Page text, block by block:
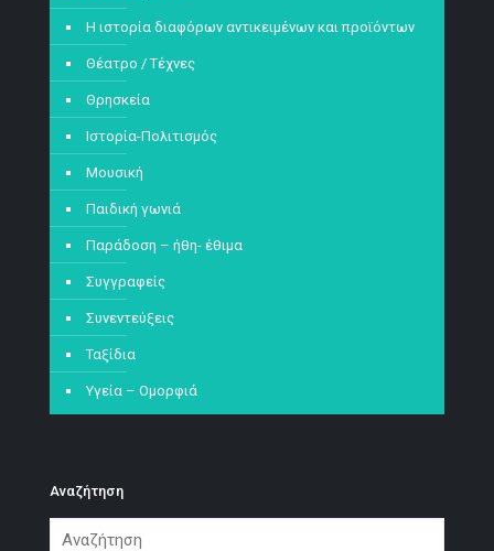
Η ιστορία διαφόρων αντικειμένων και προϊόντων
Θέατρο / Τέχνες
Θρησκεία
Ιστορία-Πολιτισμός
Μουσική
Παιδική γωνιά
Παράδοση – ήθη- έθιμα
Συγγραφείς
Συνεντεύξεις
Ταξίδια
Υγεία – Ομορφιά
Αναζήτηση